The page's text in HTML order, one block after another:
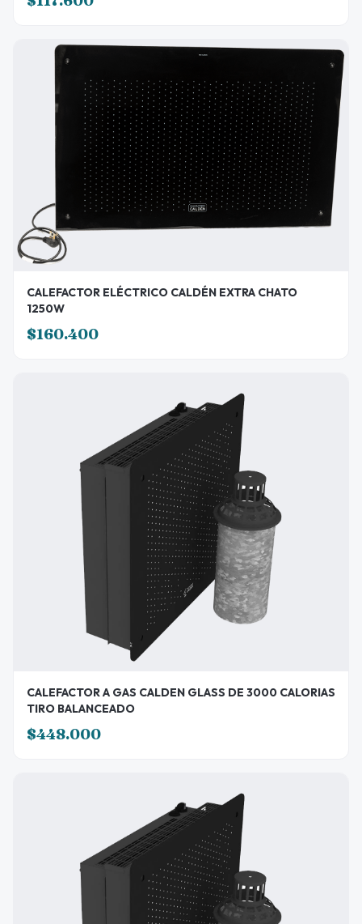
CALEFACTOR ELÉCTRICO CALDÉN EXTRA CHATO
1250W
$160.400
CALEFACTOR A GAS CALDEN GLASS DE 3000 CALORIAS
TIRO BALANCEADO
$448.000